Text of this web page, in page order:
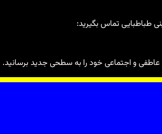
طباطبایی تماس بگیرید:
و اجتماعی خود را به سطحی جدید برسانید.